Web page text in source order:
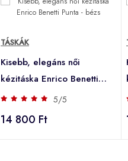
TÁSKÁK
Kisebb, elegáns női
kézitáska Enrico Benetti
Punta - bézs 5/5
14 800 Ft